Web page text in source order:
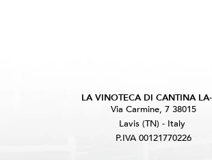
LA VINOTECA DI CANTINA
Via Carmine, 7 38015
Lavis (TN) - Italy
P.IVA 00121770226